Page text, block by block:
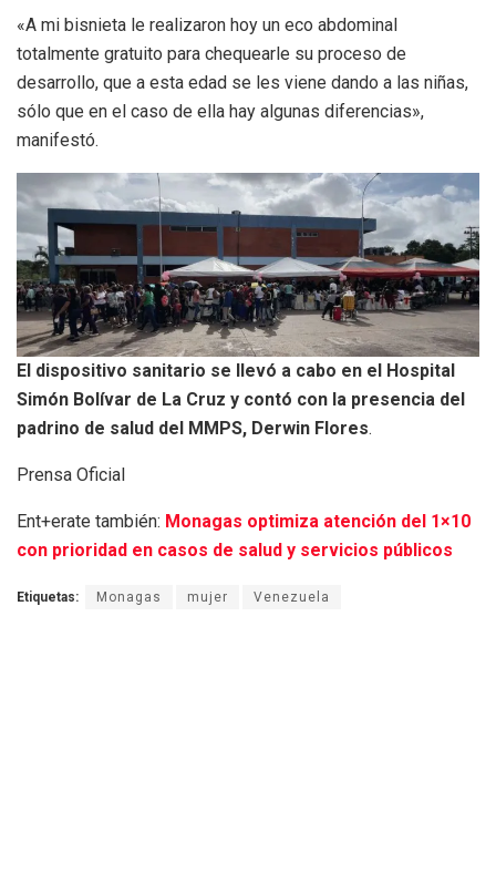
«A mi bisnieta le realizaron hoy un eco abdominal
totalmente gratuito para chequearle su proceso de
desarrollo, que a esta edad se les viene dando a las niñas,
sólo que en el caso de ella hay algunas diferencias»,
manifestó.
El dispositivo sanitario se llevó a cabo en el Hospital
Simón Bolívar de La Cruz y contó con la presencia del
padrino de salud del MMPS, Derwin Flores.
Prensa Oficial
Ent+erate también: Monagas optimiza atención del 1×10
con prioridad en casos de salud y servicios públicos
Etiquetas: Monagas mujer Venezuela